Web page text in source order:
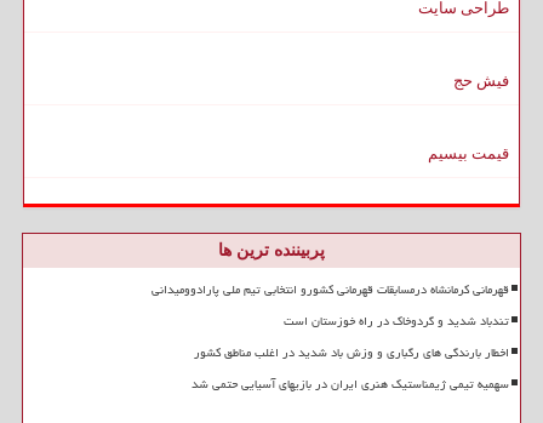
طراحی سایت
فیش حج
قیمت بیسیم
پربیننده ترین ها
قهرمانی کرمانشاه درمسابقات قهرمانی کشورو انتخابی تیم ملی پارادوومیدانی
تندباد شدید و گردوخاک در راه خوزستان است
اخطار بارندگی های رگباری و وزش باد شدید در اغلب مناطق کشور
سهمیه تیمی ژیمناستیک هنری ایران در بازیهای آسیایی حتمی شد